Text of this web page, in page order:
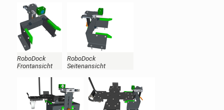
RoboDock
Frontansicht
RoboDock
Seitenansicht